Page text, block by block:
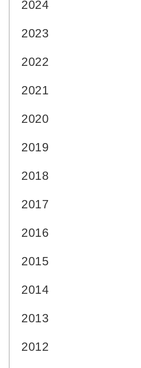
2024
2023
2022
2021
2020
2019
2018
2017
2016
2015
2014
2013
2012